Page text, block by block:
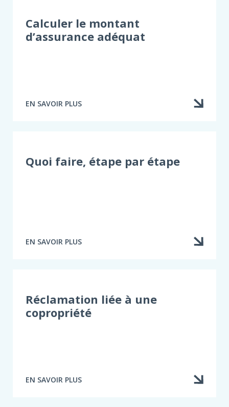
DIRE
LA
VÉRITÉ
Calculer le montant
d’assurance adéquat
EN SAVOIR PLUS
À
MONTANT
D’ASSURANCE
Quoi faire, étape par étape
EN SAVOIR PLUS
À
ÉTAPE
PAR
ÉTAPE
Réclamation liée à une
copropriété
EN SAVOIR PLUS
À